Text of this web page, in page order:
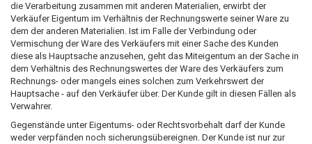
die Verarbeitung zusammen mit anderen Materialien, erwirbt der
Verkäufer Eigentum im Verhältnis der Rechnungswerte seiner Ware zu
dem der anderen Materialien. Ist im Falle der Verbindung oder
Vermischung der Ware des Verkäufers mit einer Sache des Kunden
diese als Hauptsache anzusehen, geht das Miteigentum an der Sache in
dem Verhältnis des Rechnungswertes der Ware des Verkäufers zum
Rechnungs- oder mangels eines solchen zum Verkehrswert der
Hauptsache - auf den Verkäufer über. Der Kunde gilt in diesen Fällen als
Verwahrer.
Gegenstände unter Eigentums- oder Rechtsvorbehalt darf der Kunde
weder verpfänden noch sicherungsübereignen. Der Kunde ist nur zur